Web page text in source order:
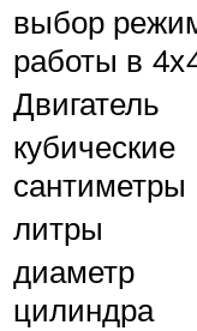
выбор
работы в
Двигатель
кубические
сантиметры
литры
диаметр
цилиндра